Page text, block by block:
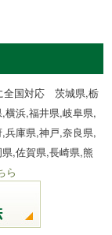
全国対応 茨城県,栃
横浜,福井県,岐阜県,
兵庫県,神戸,奈良県,
,佐賀県,長崎県,熊
ら